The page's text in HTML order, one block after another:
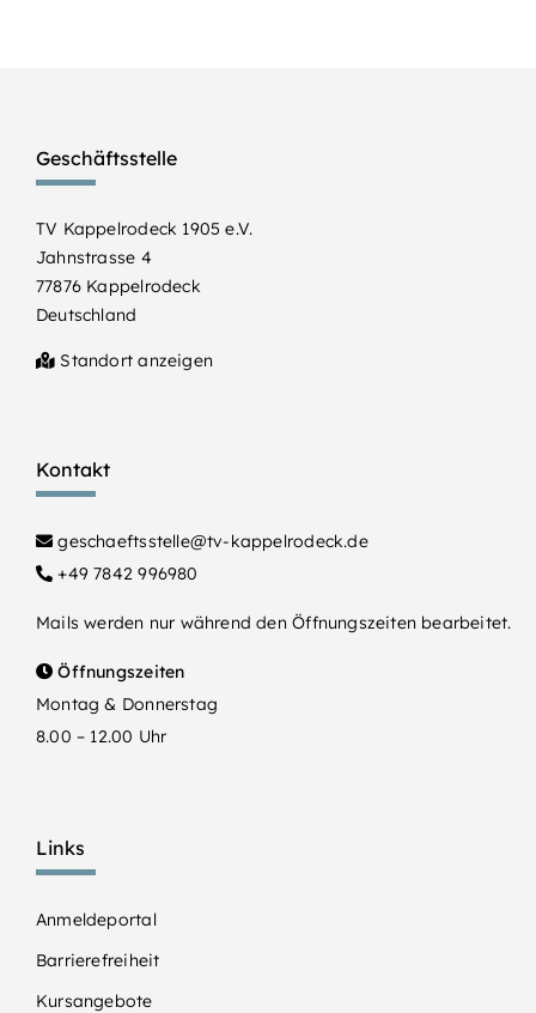
Kontakt
geschaeftsstelle@tv-kappelrodeck.de
+49 7842 996980
Mails werden nur während den Öffnungszeiten bearbeitet.
Öffnungszeiten
Montag & Donnerstag
8.00 – 12.00 Uhr
Geschäftsstelle
TV Kappelrodeck 1905 e.V.
Jahnstrasse 4
77876 Kappelrodeck
Deutschland
Standort anzeigen
Links
Anmeldeportal
Barrierefreiheit
Kursangebote